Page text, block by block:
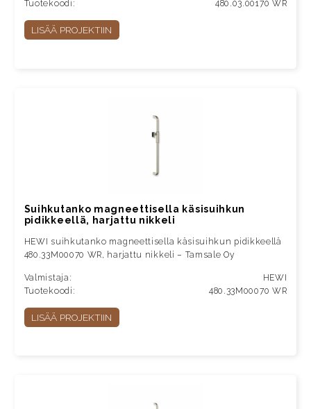
Tuotekoodi: 480.03.00170 WR
LISÄÄ PROJEKTIIN
Suihkutanko magneettisella käsisuihkun
pidikkeellä, harjattu nikkeli
HEWI suihkutanko magneettisella käsisuihkun pidikkeellä
480.33M00070 WR, harjattu nikkeli – Tamsale Oy
Valmistaja:
HEWI
Tuotekoodi:
480.33M00070 WR
LISÄÄ PROJEKTIIN